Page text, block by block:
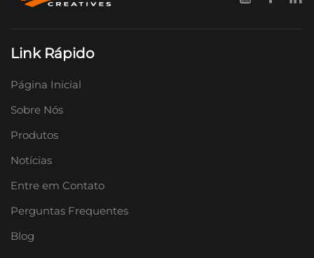
Link Rápido
Página Inicial
Sobre Nós
Produtos
Notícias
Entre em Contato
Perguntas Frequentes
Blog